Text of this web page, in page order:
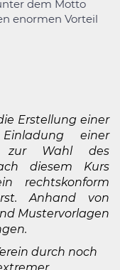
dem Motto
enormen Vorteil
Erstellung einer
einer
zur Wahl des
diesem Kurs
rechtskonform
Anhand von
Mustervorlagen
durch noch